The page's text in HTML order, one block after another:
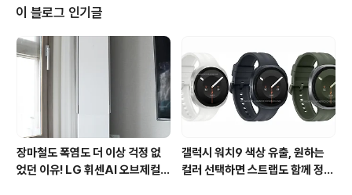
입니다. 네이버에서는 뇌진탕이라는 블로그를 운영하는 파
워블로거로 유명한 분이기도 합니다. 불법사전은 앱스토어
를 통해 $1.99에 판매되고 있는데요. 불법사전을 한마디로
표현하라고 한다면, 기존의 고정관념과 다른, 발상 전환의
교과서와 같은 책이라고 소개하고 싶습니다. 여기서 말하
는 불법이란 평범, 일상적인 생각을 거..
이 블로그 인기글
장마철도 폭염도 더 이상 걱정 없
었던 이유! LG 휘센AI 오브제컬렉
갤럭시 워치9 색상 유출, 원하는
컬러 선택하면 스트랩도 함께 정해